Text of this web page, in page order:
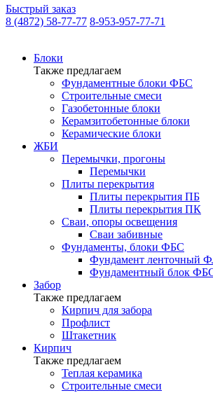
Быстрый заказ
8 (4872) 58-77-77 8-953-957-77-71
Блоки
Также предлагаем
Фундаментные блоки ФБС
Строительные смеси
Газобетонные блоки
Керамзитобетонные блоки
Керамические блоки
ЖБИ
Перемычки, прогоны
Перемычки
Плиты перекрытия
Плиты перекрытия ПБ
Плиты перекрытия ПК
Сваи, опоры освещения
Сваи забивные
Фундаменты, блоки ФБС
Фундамент ленточный
Фундаментный блок
Забор
Также предлагаем
Кирпич для забора
Профлист
Штакетник
Кирпич
Также предлагаем
Теплая керамика
Строительные смеси